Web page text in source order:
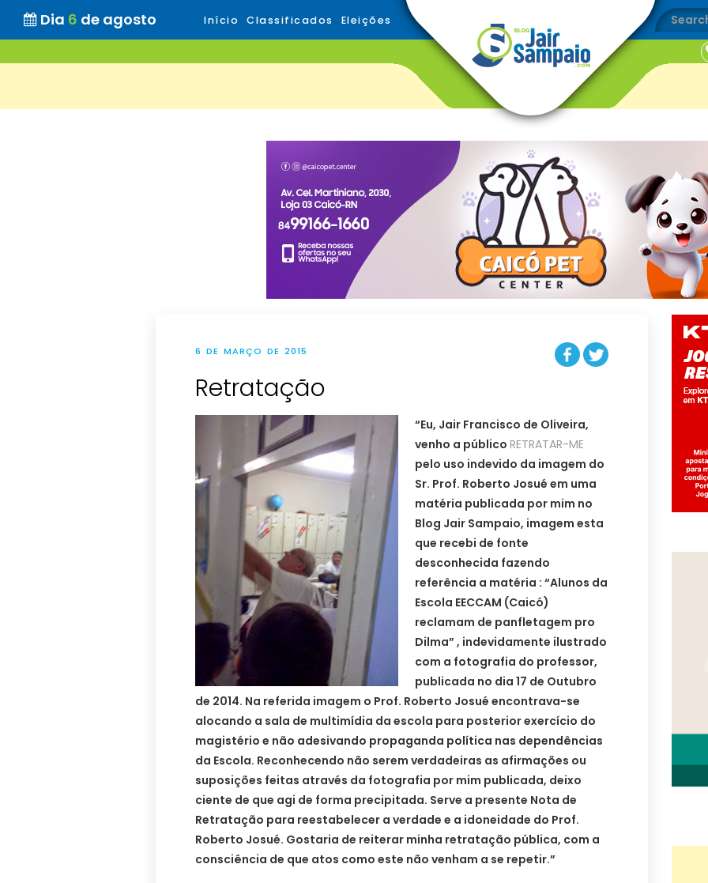
Dia 6 de agosto Início Classificados Eleições
6 DE MARÇO DE 2015
Retratação
“Eu, Jair Francisco de Oliveira,
venho a público RETRATAR-ME
pelo uso indevido da imagem do
Sr. Prof. Roberto Josué em uma
matéria publicada por mim no
Blog Jair Sampaio, imagem esta
que recebi de fonte
desconhecida fazendo
referência a matéria : “Alunos da
Escola EECCAM (Caicó)
reclamam de panfletagem pro
Dilma” , indevidamente ilustrado
com a fotografia do professor,
publicada no dia 17 de Outubro
de 2014. Na referida imagem o Prof. Roberto Josué encontrava-se
alocando a sala de multimídia da escola para posterior exercício do
magistério e não adesivando propaganda política nas dependências
da Escola. Reconhecendo não serem verdadeiras as afirmações ou
suposições feitas através da fotografia por mim publicada, deixo
ciente de que agi de forma precipitada. Serve a presente Nota de
Retratação para reestabelecer a verdade e a idoneidade do Prof.
Roberto Josué. Gostaria de reiterar minha retratação pública, com a
consciência de que atos como este não venham a se repetir.”